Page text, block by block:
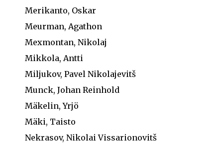
Merikanto, Oskar
Meurman, Agathon
Mexmontan, Nikolaj
Mikkola, Antti
Miljukov, Pavel Nikolajevitš
Munck, Johan Reinhold
Mäkelin, Yrjö
Mäki, Taisto
Nekrasov, Nikolai Vissarionovitš